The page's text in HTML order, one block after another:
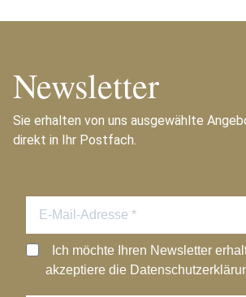
Newsletter
Sie erhalten von uns ausgewählte
direkt in Ihr Postfach.
Ich möchte Ihren Newsletter
akzeptiere die